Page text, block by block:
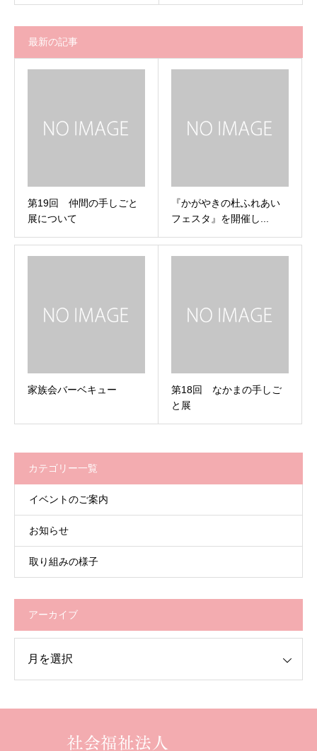
最新の記事
第19回 仲間の手しごと
展について
『かがやきの杜ふれあい
フェスタ』を開催し...
家族会バーベキュー
第18回 なかまの手しご
と展
カテゴリー一覧
イベントのご案内
お知らせ
取り組みの様子
アーカイブ